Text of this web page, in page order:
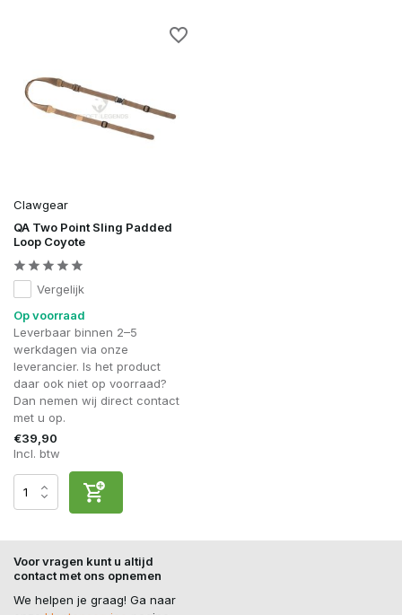
Clawgear
QA Two Point Sling Padded
Loop Coyote
Vergelijk
Op voorraad
Leverbaar binnen 2–5
werkdagen via onze
leverancier. Is het product
daar ook niet op voorraad?
Dan nemen wij direct contact
met u op.
€39,90
Incl. btw
Voor vragen kunt u altijd
contact met ons opnemen
We helpen je graag! Ga naar